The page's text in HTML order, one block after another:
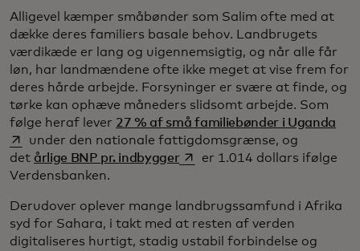
Alligevel kæmper småbønder som Salim ofte med at
dække deres familiers basale behov. Landbrugets
værdikæde er lang og uigennemsigtig, og når alle får
løn, har landmændene ofte ikke meget at vise frem for
deres hårde arbejde. Forsyninger er svære at finde, og
tørke kan ophæve måneders slidsomt arbejde. Som
følge heraf lever 27 % af små familiebønder i Uganda
under den nationale fattigdomsgrænse, og
det årlige BNP pr. indbyggeropens in a new tab
er 1.014 dollars ifølge
Verdensbanken.
Derudover oplever mange landbrugssamfund i Afrika
syd for Sahara, i takt med at resten af verden
digitaliseres hurtigt, stadig ustabil forbindelse og